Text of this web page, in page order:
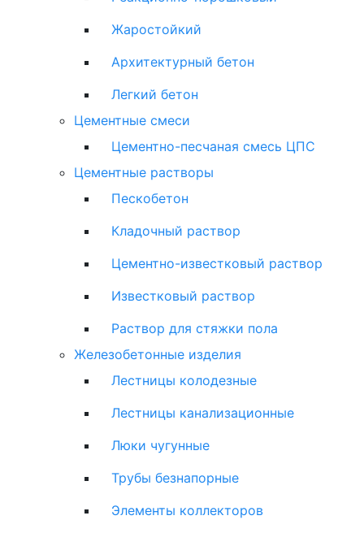
Жаростойкий
Архитектурный бетон
Легкий бетон
Цементные смеси
Цементно-песчаная смесь ЦПС
Цементные растворы
Пескобетон
Кладочный раствор
Цементно-известковый раствор
Известковый раствор
Раствор для стяжки пола
Железобетонные изделия
Лестницы колодезные
Лестницы канализационные
Люки чугунные
Трубы безнапорные
Элементы коллекторов